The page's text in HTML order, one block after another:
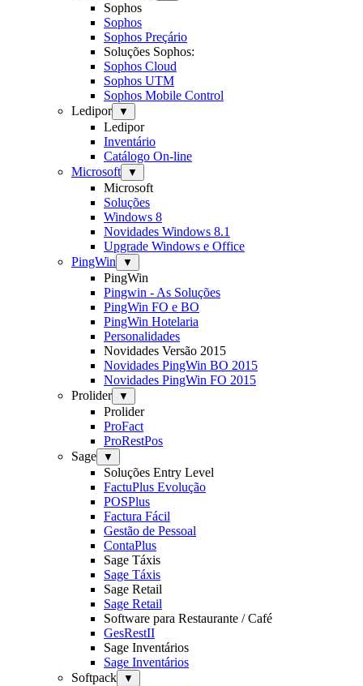
Sophos
Sophos
Sophos Preçário
Soluções Sophos:
Sophos Cloud
Sophos UTM
Sophos Mobile Control
Ledipor
▼
Ledipor
Inventário
Catálogo On-line
Microsoft
▼
Microsoft
Soluções
Windows 8
Novidades Windows 8.1
Upgrade Windows e Office
PingWin
▼
PingWin
Pingwin - As Soluções
PingWin FO e BO
PingWin Hotelaria
Personalidades
Novidades Versão 2015
Novidades PingWin BO 2015
Novidades PingWin FO 2015
Prolider
▼
Prolider
ProFact
ProRestPos
Sage
▼
Soluções Entry Level
FactuPlus Evolução
POSPlus
Factura Fácil
Gestão de Pessoal
ContaPlus
Sage Táxis
Sage Táxis
Sage Retail
Sage Retail
Software para Restaurante / Café
GesRestII
Sage Inventários
Sage Inventários
Softpack
▼